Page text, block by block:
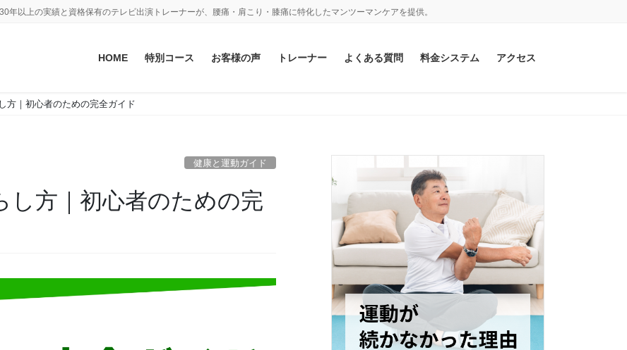
以上の実績と資格保有のテレビ出演トレーナーが、腰痛・肩こり・膝痛に特化したマンツーマンケアを提供。
HOME 特別コース お客様の声 トレーナー よくある質問 料金システム アクセス
方｜初心者のための完全ガイド
健康と運動ガイド
し方｜初心者のための完